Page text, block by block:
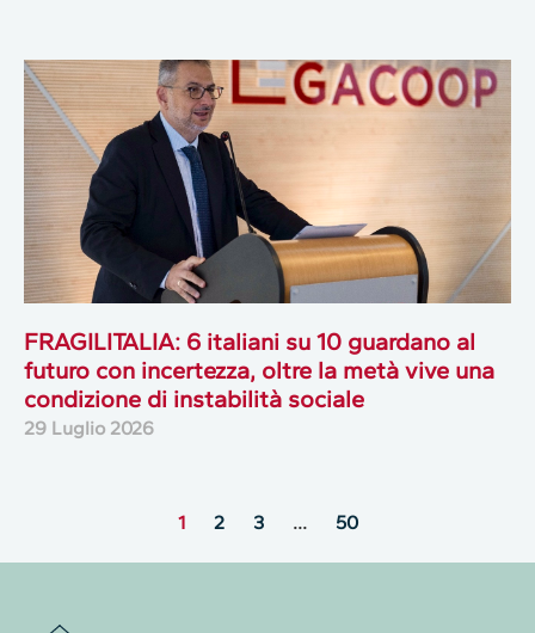
FRAGILITALIA: 6 italiani su 10 guardano al
futuro con incertezza, oltre la metà vive una
condizione di instabilità sociale
29 Luglio 2026
1 2 3 … 50